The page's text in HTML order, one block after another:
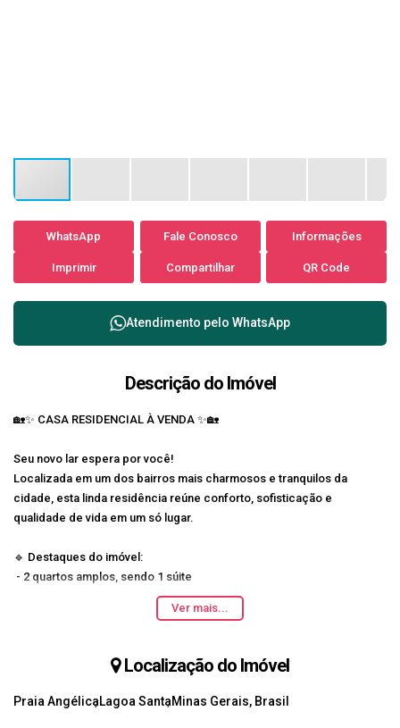
WhatsApp Fale Conosco Informações
Imprimir Compartilhar QR Code
Atendimento pelo WhatsApp
Descrição do Imóvel
🏡✨ CASA RESIDENCIAL À VENDA ✨🏡
Seu novo lar espera por você!
Localizada em um dos bairros mais charmosos e tranquilos da
cidade, esta linda residência reúne conforto, sofisticação e
qualidade de vida em um só lugar.
🔹 Destaques do imóvel:
- 2 quartos amplos, sendo 1 súite
- Cozinha com armários planejados
- Piscina
Ver mais...
Localização do Imóvel
Praia AngélicaLagoa SantaMinas Gerais, Brasil